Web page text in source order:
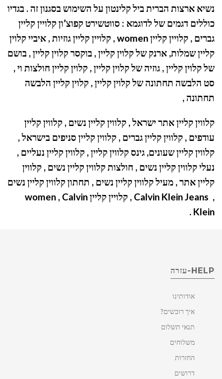
נשיא ארצות הברית ביל קלינטון על השימוש בסגנון זה . בגדיו
כוללים דגמים של לדוגמא : סווטשירט קפוצ’ון קלויין קליין
גברים , קלויין קלייןwomen, קלויין קליין גוזיות , איביי קלוין
קליין שמלות, ארנק של קלוין קליין , בוקסר קלוין קליין , בושם
של קלוין קליין , גוזיה של קלוין קליין , קלוין קליין חולצות וי ,
סט הלבשה תחתונה של קלוין קליין , קלוין קליין הלבשה
תחתונה ,
קלווין קליין אתר ישראל , קלווין קליין נשים , קלווין קליין
עודפים , קלווין קליין גברים , קלווין קליין סניפים בישראל ,
קלווין קליין שעונים, גינס קלווין קליין , קלווין קליין נעליים ,
נעלי קלווין קליין נשים , חולצות קלווין קליין נשים , קלווין
קליין אתר , מעיל קלווין קליין נשים , תחתון קלווין קליין נשים
,
Calvin Klein Jeans , קלויין קליין women , Calvin
Klein
.
HELP-עזרה
אודותינו
איך רוכשים?
תנאי תשלום
משלוחים
החזרות
דרושים